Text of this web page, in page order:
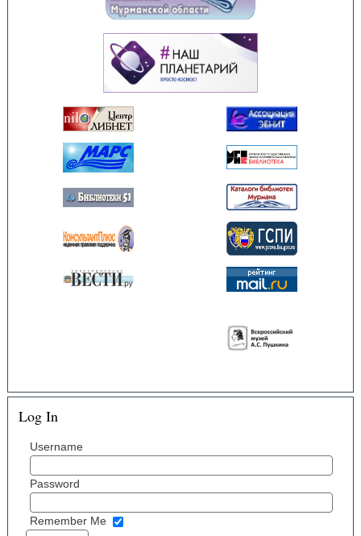
Log In
Username
Password
Remember Me